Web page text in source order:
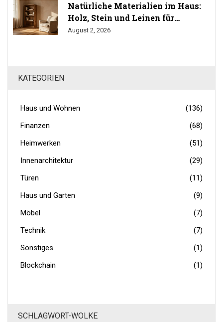
Natürliche Materialien im Haus:
Holz, Stein und Leinen für
gesundes Wohnen
August 2, 2026
KATEGORIEN
Haus und Wohnen
(136)
Finanzen
(68)
Heimwerken
(51)
Innenarchitektur
(29)
Türen
(11)
Haus und Garten
(9)
Möbel
(7)
Technik
(7)
Sonstiges
(1)
Blockchain
(1)
SCHLAGWORT-WOLKE